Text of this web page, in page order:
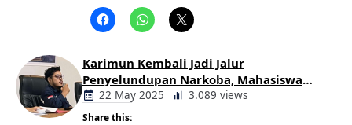
Karimun Kembali Jadi Jalur
Penyelundupan Narkoba, Mahasiswa
Desak Pemkab dan Aparat Bertindak
Tegas
22 May 2025 3.089 views
Share this: